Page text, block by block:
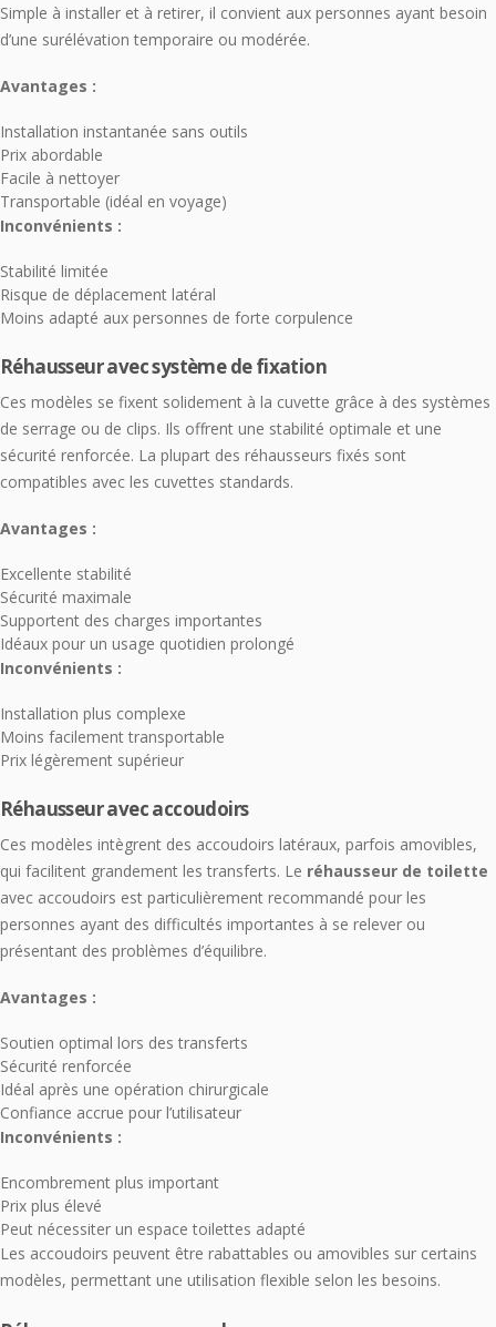
Simple à installer et à retirer, il convient aux personnes ayant besoin
d’une surélévation temporaire ou modérée.
Avantages :
Installation instantanée sans outils
Prix abordable
Facile à nettoyer
Transportable (idéal en voyage)
Inconvénients :
Stabilité limitée
Risque de déplacement latéral
Moins adapté aux personnes de forte corpulence
Réhausseur avec système de fixation
Ces modèles se fixent solidement à la cuvette grâce à des systèmes
de serrage ou de clips. Ils offrent une stabilité optimale et une
sécurité renforcée. La plupart des réhausseurs fixés sont
compatibles avec les cuvettes standards.
Avantages :
Excellente stabilité
Sécurité maximale
Supportent des charges importantes
Idéaux pour un usage quotidien prolongé
Inconvénients :
Installation plus complexe
Moins facilement transportable
Prix légèrement supérieur
Réhausseur avec accoudoirs
Ces modèles intègrent des accoudoirs latéraux, parfois amovibles,
qui facilitent grandement les transferts. Le réhausseur de toilette
avec accoudoirs est particulièrement recommandé pour les
personnes ayant des difficultés importantes à se relever ou
présentant des problèmes d’équilibre.
Avantages :
Soutien optimal lors des transferts
Sécurité renforcée
Idéal après une opération chirurgicale
Confiance accrue pour l’utilisateur
Inconvénients :
Encombrement plus important
Prix plus élevé
Peut nécessiter un espace toilettes adapté
Les accoudoirs peuvent être rabattables ou amovibles sur certains
modèles, permettant une utilisation flexible selon les besoins.